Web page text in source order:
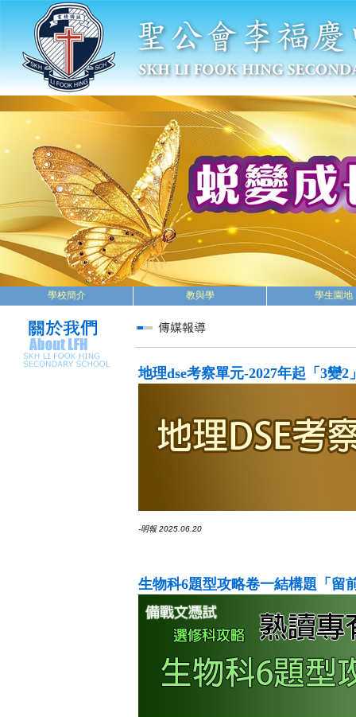
學校簡介 教與學 學生園地
地理dse考察單元-2027年起「3變2
-明報 2025.06.20
生物科6題型攻略卷一結構題「留